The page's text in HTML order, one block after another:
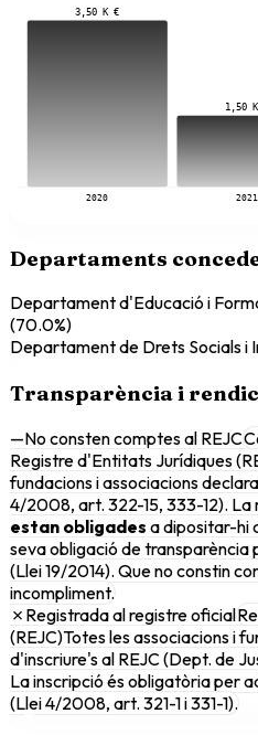
3,50 K €
2020
1,50
2021
Departaments
Departament d'Educació i
(70.0%)
Departament de Drets Socials i
Transparència i
—No consten comptes al REJC
Registre d'Entitats Jurídiques
fundacions i associacions
4/2008, art. 322-15, 333-12). La
estan obligades a dipositar-hi
seva obligació de transparència
(Llei 19/2014). Que no constin
incompliment.
✗ Registrada al registre oficial
(REJC)Totes les associacions i
d'inscriure's al REJC (Dept. de
La inscripció és obligatòria per
(Llei 4/2008, art. 321-1 i 331-1).